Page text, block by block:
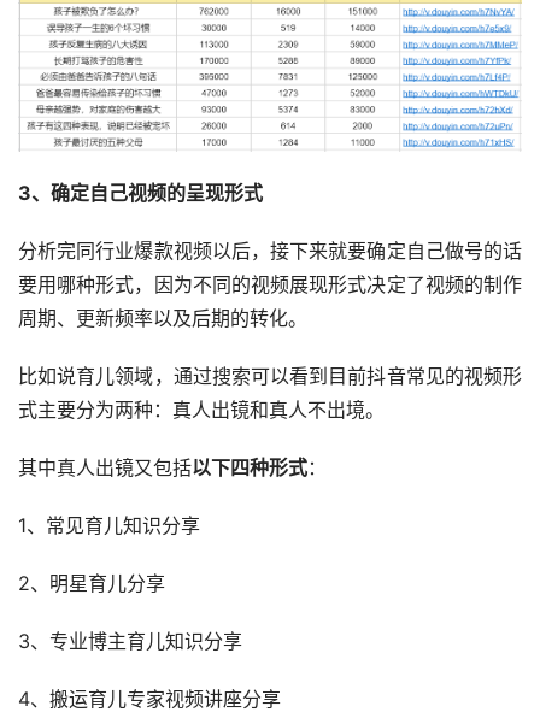
3、确定自己视频的呈现形式
分析完同行业爆款视频以后，接下来就要确定自己做号的话
要用哪种形式，因为不同的视频展现形式决定了视频的制作
周期、更新频率以及后期的转化。
比如说育儿领域，通过搜索可以看到目前抖音常见的视频形
式主要分为两种：真人出镜和真人不出境。
其中真人出镜又包括以下四种形式：
1、常见育儿知识分享
2、明星育儿分享
3、专业博主育儿知识分享
4、搬运育儿专家视频讲座分享